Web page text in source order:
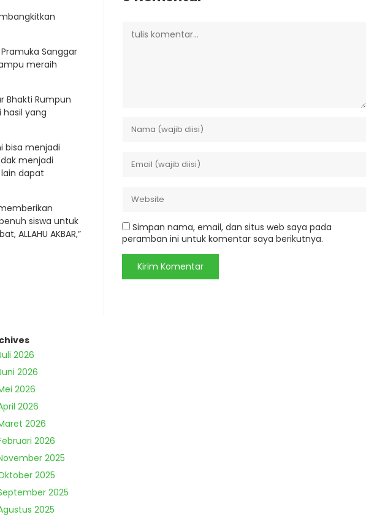
Sanggar
meraih
Bhakti Rumpun
yang
bisa menjadi
menjadi
dapat
siswa untuk
AKBAR,”
Simpan nama, email, dan situs web saya pada
peramban ini untuk komentar saya berikutnya.
2026
2026
2026
2026
2026
2026
2025
2025
2025
2025